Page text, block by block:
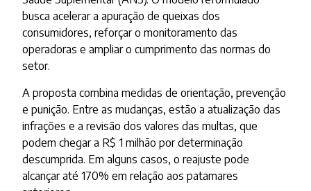
busca acelerar a apuração de queixas dos
consumidores, reforçar o monitoramento das
operadoras e ampliar o cumprimento das normas do
setor.
A proposta combina medidas de orientação, prevenção
e punição. Entre as mudanças, estão a atualização das
infrações e a revisão dos valores das multas, que
podem chegar a R$ 1 milhão por determinação
descumprida. Em alguns casos, o reajuste pode
alcançar até 170% em relação aos patamares